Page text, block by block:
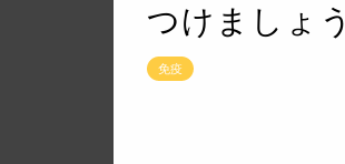
つけましょう
免疫